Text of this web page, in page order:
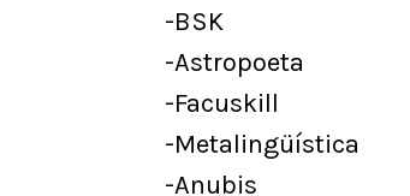
-BSK
-Astropoeta
-Facuskill
-Metalingüística
-Anubis